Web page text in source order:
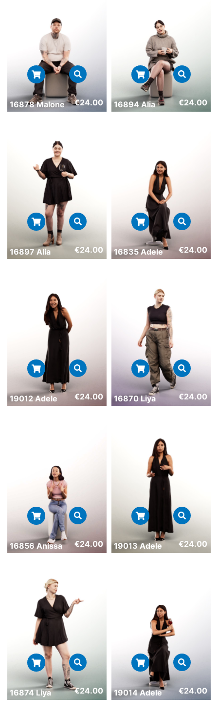
16878 Malone €24.00 16894 Alia €24.00
16897 Alia €24.00 16835 Adele €24.00
19012 Adele €24.00 16870 Liya €24.00
16856 Anissa €24.00 19013 Adele €24.00
16874 Liya €24.00 19014 Adele €24.00